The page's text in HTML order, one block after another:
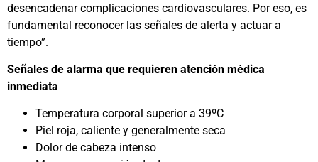
desencadenar complicaciones cardiovasculares. Por eso, es
fundamental reconocer las señales de alerta y actuar a
tiempo”.
Señales de alarma que requieren atención médica
inmediata
Temperatura corporal superior a 39ºC
Piel roja, caliente y generalmente seca
Dolor de cabeza intenso